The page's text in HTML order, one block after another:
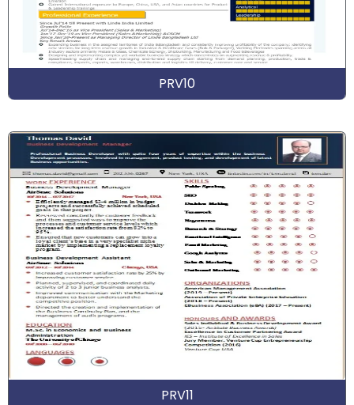
PRV10
PRV11